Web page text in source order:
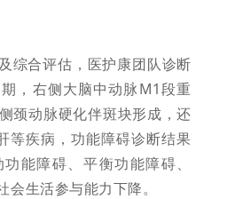
综合评估，医护康团队诊断
，右侧大脑中动脉M1段重
颈动脉硬化伴斑块形成，还
等疾病，功能障碍诊断结果
能障碍、平衡功能障碍、
生活参与能力下降。